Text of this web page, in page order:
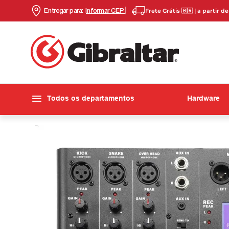
Entregar para:Informar CEP Frete Grátis 🇧🇷 | a partir de
Todos os departamentos Hardware